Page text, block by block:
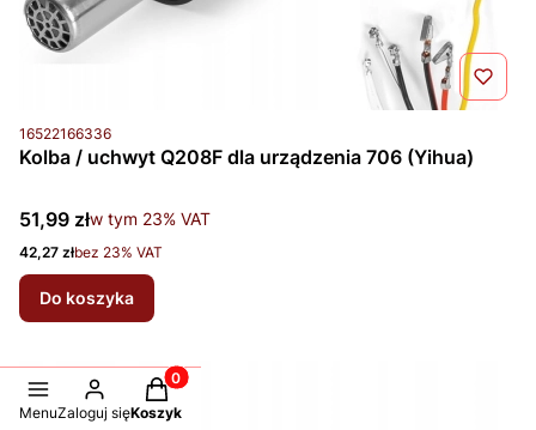
Kod produktu
16522166336
Kolba / uchwyt Q208F dla urządzenia 706 (Yihua)
Cena brutto
51,99 złw tym %s VAT
w tym 23% VAT
Cena netto
42,27 złbez 23% VAT
Do koszyka
MenuZaloguj się
Produkty w koszyku: 0. Zobacz szczegóły
Koszyk